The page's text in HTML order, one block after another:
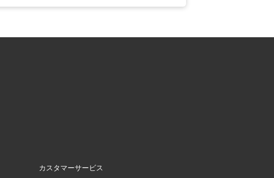
カスタマーサービス